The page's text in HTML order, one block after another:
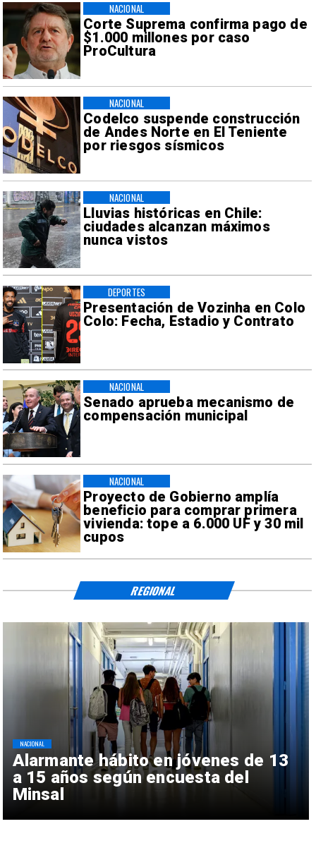
Corte Suprema confirma pago de
$1.000 millones por caso
ProCultura
NACIONAL
Codelco suspende construcción
de Andes Norte en El Teniente
por riesgos sísmicos
NACIONAL
Lluvias históricas en Chile:
ciudades alcanzan máximos
nunca vistos
NACIONAL
Presentación de Vozinha en Colo
Colo: Fecha, Estadio y Contrato
DEPORTES
Senado aprueba mecanismo de
compensación municipal
NACIONAL
Proyecto de Gobierno amplía
beneficio para comprar primera
vivienda: tope a 6.000 UF y 30 mil
cupos
NACIONAL
Alarmante hábito en jóvenes de 13
a 15 años según encuesta del
Minsal
NACIONAL
REGIONAL